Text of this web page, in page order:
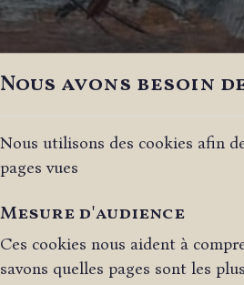
Nous avons besoin
Nous utilisons des cookies afin
pages vues
Mesure d'audience
Ces cookies nous aident à
savons quelles pages sont les